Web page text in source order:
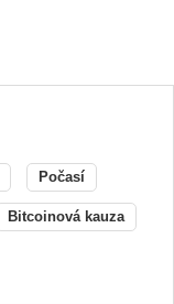
Počasí
Bitcoinová kauza